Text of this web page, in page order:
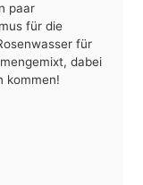
paar
für die
für
dabei
kommen!